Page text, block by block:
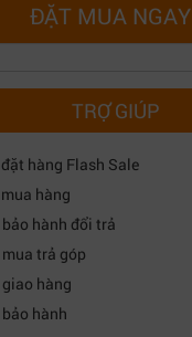
ĐẶT MUA NGAY
TRỢ GIÚP
hàng Flash Sale
hàng
hành đổi trả
trả góp
hàng
hành